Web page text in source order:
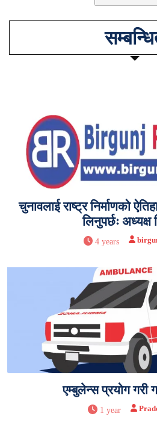
चुनावलाई राष्ट्र निर्माणको
लिनुपर्छः
4 years
एम्बुलेन्स प्रयोग गरी
1 year